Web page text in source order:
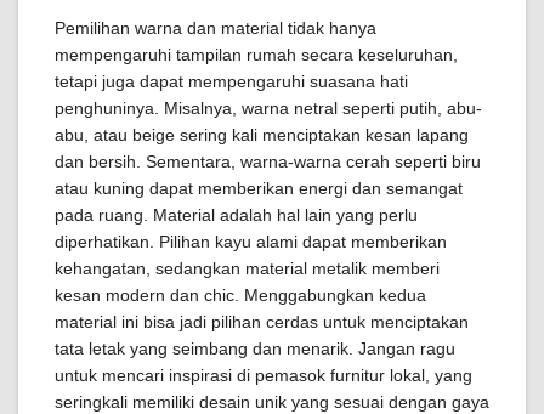
Pemilihan warna dan material tidak hanya
mempengaruhi tampilan rumah secara keseluruhan,
tetapi juga dapat mempengaruhi suasana hati
penghuninya. Misalnya, warna netral seperti putih, abu-
abu, atau beige sering kali menciptakan kesan lapang
dan bersih. Sementara, warna-warna cerah seperti biru
atau kuning dapat memberikan energi dan semangat
pada ruang. Material adalah hal lain yang perlu
diperhatikan. Pilihan kayu alami dapat memberikan
kehangatan, sedangkan material metalik memberi
kesan modern dan chic. Menggabungkan kedua
material ini bisa jadi pilihan cerdas untuk menciptakan
tata letak yang seimbang dan menarik. Jangan ragu
untuk mencari inspirasi di pemasok furnitur lokal, yang
seringkali memiliki desain unik yang sesuai dengan gaya